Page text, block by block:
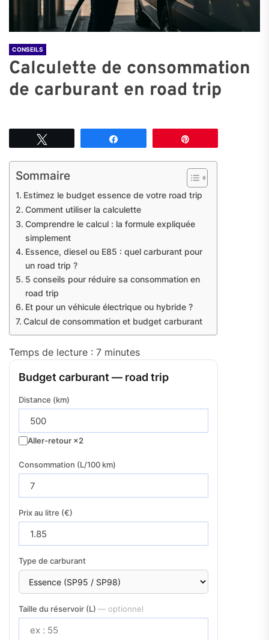
CONSEILS
Calculette de consommation
de carburant en road trip
Sommaire
Estimez le budget essence de votre road trip
Comment utiliser la calculette
Comprendre le calcul : la formule expliquée
simplement
Essence, diesel ou E85 : quel carburant pour
un road trip ?
5 conseils pour réduire sa consommation en
road trip
Et pour un véhicule électrique ou hybride ?
Calcul de consommation et budget carburant
Temps de lecture : 7 minutes
Budget carburant — road trip
Distance (km)
Aller-retour ×2
Consommation (L/100 km)
Prix au litre (€)
Type de carburant
Taille du réservoir (L) — optionnel